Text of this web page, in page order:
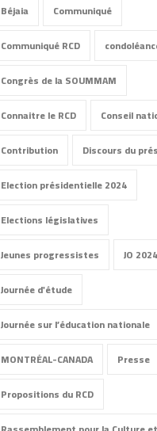
Béjaia
Communiqué
Communiqué RCD
Congrès de la SOUMMAM
Connaitre le RCD
Conseil
Contribution
Discours du
Election présidentielle 2024
Elections législatives
Jeunes progressistes
JO 2024
Journée d'étude
Journée sur l’éducation nationale
MONTRÉAL-CANADA
Presse
Propositions du RCD